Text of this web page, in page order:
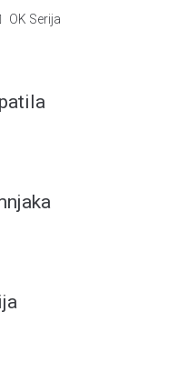
OK Serija